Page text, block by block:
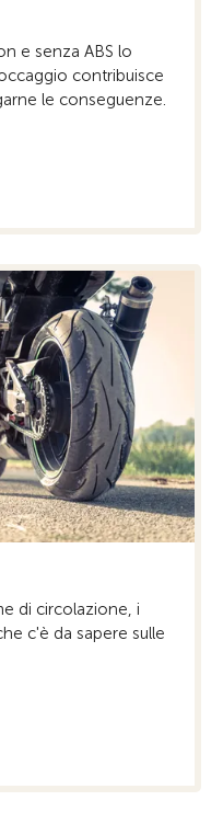
e senza ABS lo
contribuisce
le conseguenze.
di circolazione, i
c'è da sapere sulle